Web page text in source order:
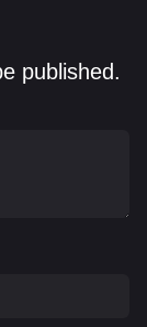
published.